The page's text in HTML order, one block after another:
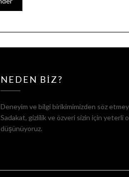
NEDEN BIZ?
Deneyim ve bilgi birikimimizden söz
Sadakat, gizlilik ve özveri sizin için yeterli
düşünüyoruz.